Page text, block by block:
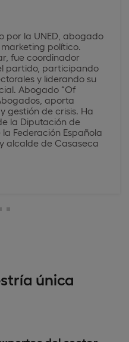
por la UNED, abogado
político.
fue coordinador
partido, participando
y liderando su
Abogado “Of
aporta
gestión de crisis. Ha
la Diputación de
Federación Española
alcalde de Casaseca
única